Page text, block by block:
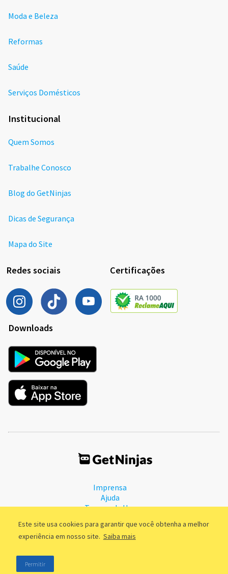
Este site usa cookies para garantir que você obtenha a melhor
experiência em nosso site. Saiba mais
Permitir
Moda e Beleza
Reformas
Saúde
Serviços Domésticos
Institucional
Quem Somos
Trabalhe Conosco
Blog do GetNinjas
Dicas de Segurança
Mapa do Site
Redes sociais Certificações
Downloads
Imprensa
Ajuda
Termos de Uso
©2011 - 2026, GetNinjas LTDA. CNPJ 55.744.877/0001-89 - Rua